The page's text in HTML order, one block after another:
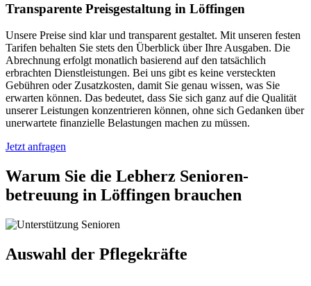
Transparente Preisgestaltung in Löffingen
Unsere Preise sind klar und transparent gestaltet. Mit unseren festen
Tarifen behalten Sie stets den Überblick über Ihre Ausgaben. Die
Abrechnung erfolgt monatlich basierend auf den tatsächlich
erbrachten Dienstleistungen. Bei uns gibt es keine versteckten
Gebühren oder Zusatzkosten, damit Sie genau wissen, was Sie
erwarten können. Das bedeutet, dass Sie sich ganz auf die Qualität
unserer Leistungen konzentrieren können, ohne sich Gedanken über
unerwartete finanzielle Belastungen machen zu müssen.
Jetzt anfragen
Warum Sie die Lebherz Senioren­
betreuung in Löffingen brauchen
Auswahl der Pflegekräfte